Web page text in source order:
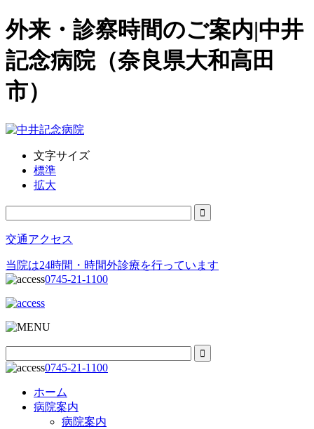
外来・診察時間のご案内|中井
記念病院（奈良県大和高田
市）
文字サイズ
標準
拡大
交通アクセス
当院は24時間・時間外診療を行っています
0745-21-1100
0745-21-1100
ホーム
病院案内
病院案内